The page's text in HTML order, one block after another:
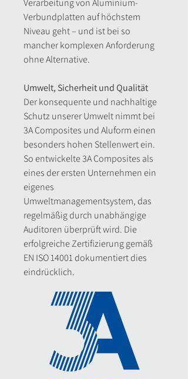
Verarbeitung von Aluminium-
Verbundplatten auf höchstem
Niveau geht – und ist bei so
mancher komplexen Anforderung
ohne Alternative.
Umwelt, Sicherheit und Qualität
Der konsequente und nachhaltige
Schutz unserer Umwelt nimmt bei
3A Composites und Aluform einen
besonders hohen Stellenwert ein.
So entwickelte 3A Composites als
eines der ersten Unternehmen ein
eigenes
Umweltmanagementsystem, das
regelmäßig durch unabhängige
Auditoren überprüft wird. Die
erfolgreiche Zertifizierung gemäß
EN ISO 14001 dokumentiert dies
eindrücklich.